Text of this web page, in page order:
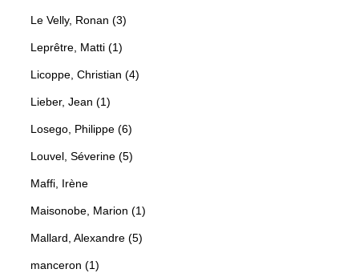
Le Velly, Ronan (3)
Leprêtre, Matti (1)
Licoppe, Christian (4)
Lieber, Jean (1)
Losego, Philippe (6)
Louvel, Séverine (5)
Maffi, Irène
Maisonobe, Marion (1)
Mallard, Alexandre (5)
manceron (1)